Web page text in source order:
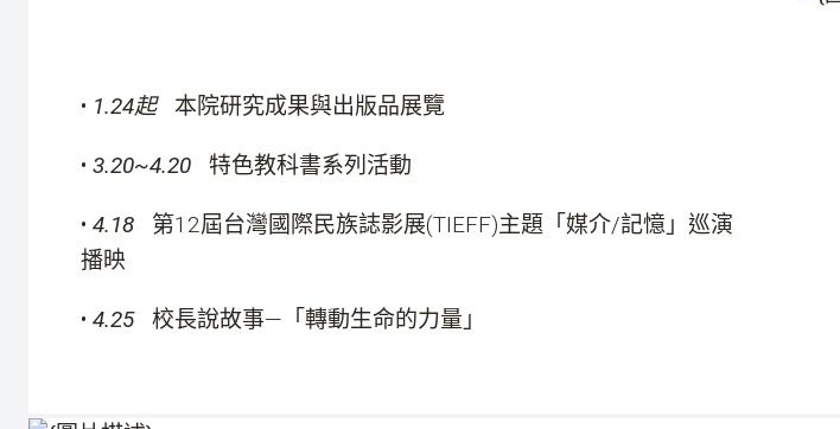
• 1.24起 本院研究成果與出版品展覽
•3.20~4.20 特色教科書系列活動
•4.18 第12屆台灣國際民族誌影展(TIEFF)主題「媒介/記憶」巡演
播映
•4.25校長說故事—「轉動生命的力量」